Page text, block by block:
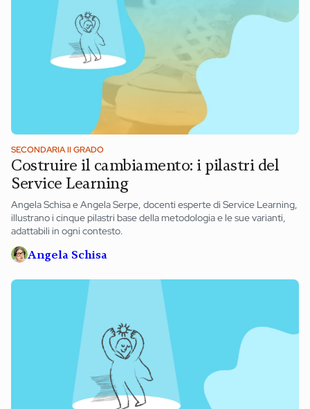
Scrivi con noi
Contatti
SECONDARIA II GRADO
Costruire il cambiamento: i pilastri del
Service Learning
Angela Schisa e Angela Serpe, docenti esperte di Service Learning,
illustrano i cinque pilastri base della metodologia e le sue varianti,
adattabili in ogni contesto.
Angela Schisa